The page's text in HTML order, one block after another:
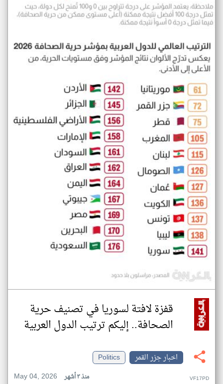
قفزة لافتة لسوريا في تصنيف حرية
الصحافة.. إليكم ترتيب الدول العربية
اخبار جزر القمر
Politics
May 04, 2026
منذ ٣ أشهر VF17PD